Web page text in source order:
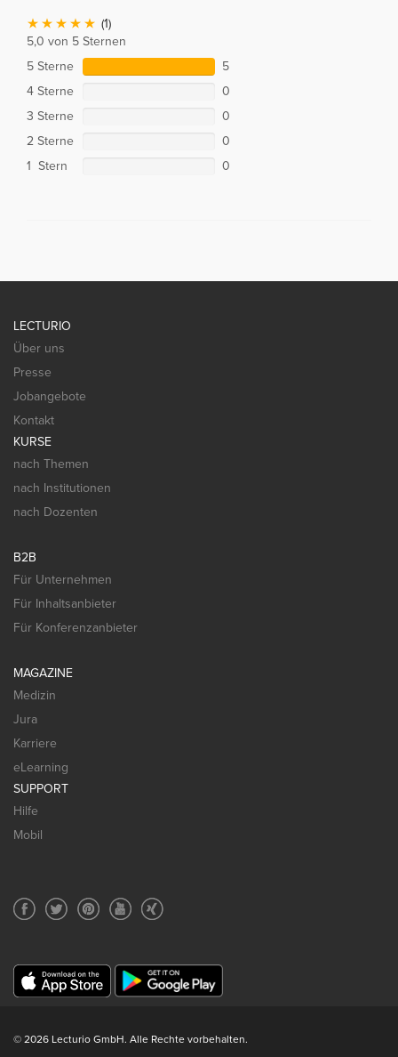
(1)
5,0 von 5 Sternen
5 Sterne
5
4 Sterne
0
3 Sterne
0
2 Sterne
0
1 Stern
0
LECTURIO
Über uns
Presse
Jobangebote
Kontakt
KURSE
nach Themen
nach Institutionen
nach Dozenten
B2B
Für Unternehmen
Für Inhaltsanbieter
Für Konferenzanbieter
MAGAZINE
Medizin
Jura
Karriere
eLearning
SUPPORT
Hilfe
Mobil
© 2026 Lecturio GmbH. Alle Rechte vorbehalten.